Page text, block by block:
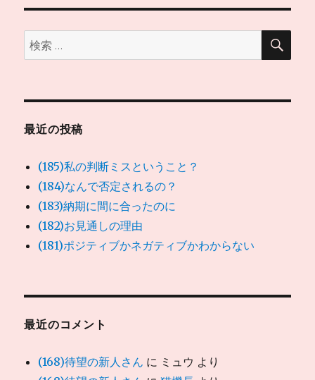
シ
検
索:
検
最近の投稿
(185)私の判断ミスということ？
(184)なんで否定されるの？
(183)納期に間に合ったのに
(182)お見通しの理由
(181)ポジティブかネガティブかわからない
最近のコメント
(168)待望の新人さん に ミュウ より